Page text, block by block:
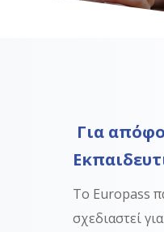
Για
Το Europass
σχεδιαστεί